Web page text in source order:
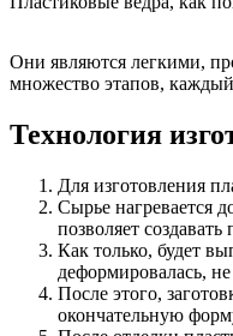
Они являются легкими,
множество этапов,
Технология
Для изготовления
Сырье нагревается
позволяет
Как только, будет
деформировалась,
После этого,
окончательную